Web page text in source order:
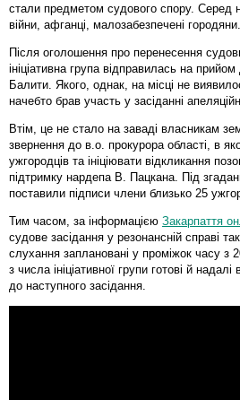
стали предметом судового спору. Серед
війни, афганці, малозабезпечені городяни.
Після оголошення про перенесення
ініціативна група відправилась на
Балити. Якого, однак, на місці не
начебто брав участь у засіданні
Втім, це не стало на заваді власникам
звернення до в.о. прокурора області, в
ужгородців та ініціювати відкликання
підтримку нардепа В. Пацкана. Під
поставили підписи члени близько 25
Тим часом, за інформацією Закарпаття
судове засідання у резонансній справі
слухання заплановані у проміжок часу з
з числа ініціативної групи готові й
до наступного засідання.